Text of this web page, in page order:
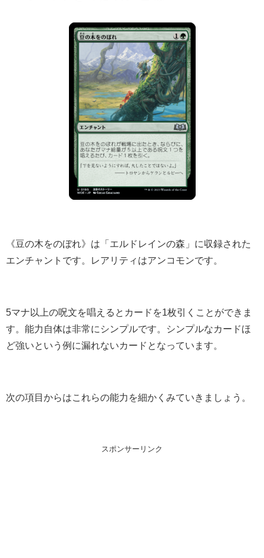
《豆の木をのぼれ》は「エルドレインの森」に収録された
エンチャントです。レアリティはアンコモンです。
5マナ以上の呪文を唱えるとカードを1枚引くことができま
す。能力自体は非常にシンプルです。シンプルなカードほ
ど強いという例に漏れないカードとなっています。
次の項目からはこれらの能力を細かくみていきましょう。
スポンサーリンク